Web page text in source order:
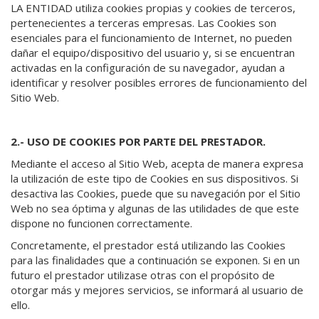
LA ENTIDAD utiliza cookies propias y cookies de terceros,
pertenecientes a terceras empresas. Las Cookies son
esenciales para el funcionamiento de Internet, no pueden
dañar el equipo/dispositivo del usuario y, si se encuentran
activadas en la configuración de su navegador, ayudan a
identificar y resolver posibles errores de funcionamiento del
Sitio Web.
2.- USO DE COOKIES POR PARTE DEL PRESTADOR.
Mediante el acceso al Sitio Web, acepta de manera expresa
la utilización de este tipo de Cookies en sus dispositivos. Si
desactiva las Cookies, puede que su navegación por el Sitio
Web no sea óptima y algunas de las utilidades de que este
dispone no funcionen correctamente.
Concretamente, el prestador está utilizando las Cookies
para las finalidades que a continuación se exponen. Si en un
futuro el prestador utilizase otras con el propósito de
otorgar más y mejores servicios, se informará al usuario de
ello.